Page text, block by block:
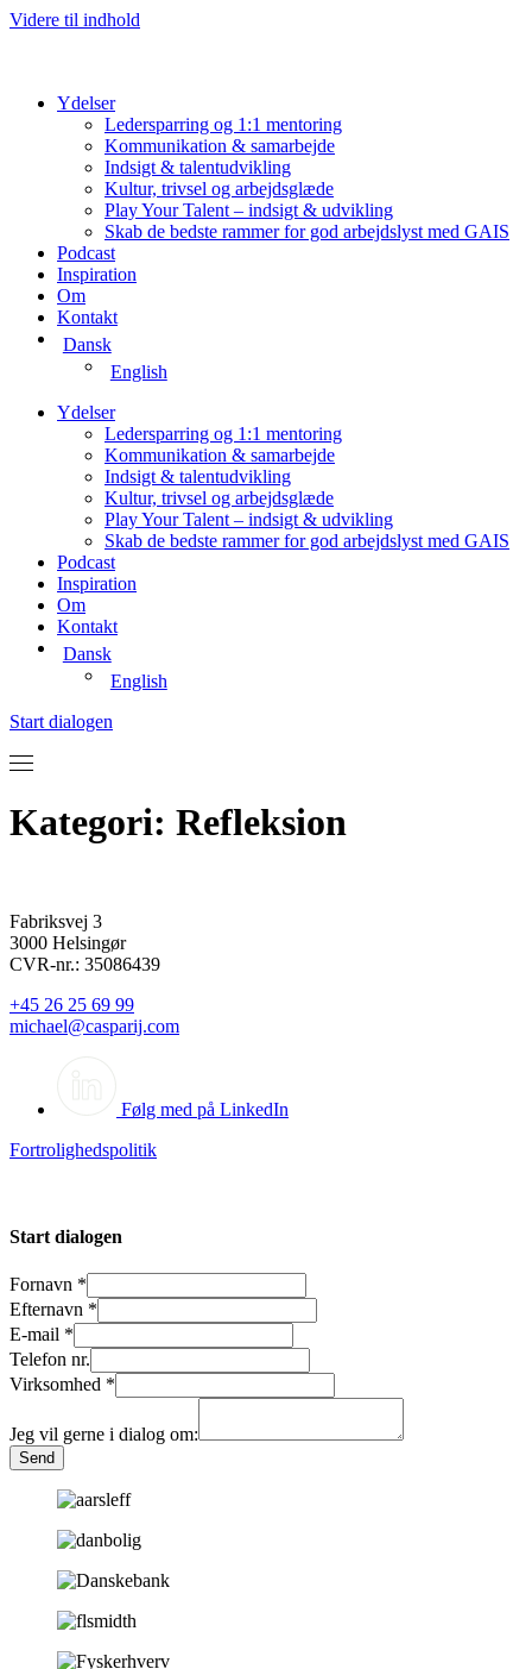
Videre til indhold
Ydelser
Ledersparring og 1:1 mentoring
Kommunikation & samarbejde
Indsigt & talentudvikling
Kultur, trivsel og arbejdsglæde
Play Your Talent – indsigt & udvikling
Skab de bedste rammer for god arbejdslyst med GAIS
Podcast
Inspiration
Om
Kontakt
Dansk
English
Ydelser
Ledersparring og 1:1 mentoring
Kommunikation & samarbejde
Indsigt & talentudvikling
Kultur, trivsel og arbejdsglæde
Play Your Talent – indsigt & udvikling
Skab de bedste rammer for god arbejdslyst med GAIS
Podcast
Inspiration
Om
Kontakt
Dansk
English
Start dialogen
Kategori: Refleksion
Fabriksvej 3
3000 Helsingør
CVR-nr.: 35086439
+45 26 25 69 99
michael@casparij.com
Følg med på LinkedIn
Fortrolighedspolitik
Start dialogen
Fornavn *
Efternavn *
E-mail *
Telefon nr.
Virksomhed *
Jeg vil gerne i dialog om:
Send